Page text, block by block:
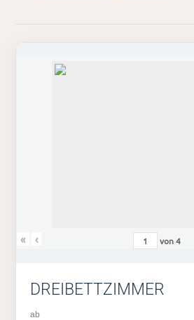
« ‹ von4
DREIBETTZIMMER
ab